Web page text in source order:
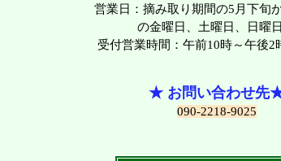
営業日：摘み取り期間の5月下旬
の金曜日、土曜日、日曜日
受付​営業時間：午前10時～午後2
★ お問い合わせ先
090-2218-9025